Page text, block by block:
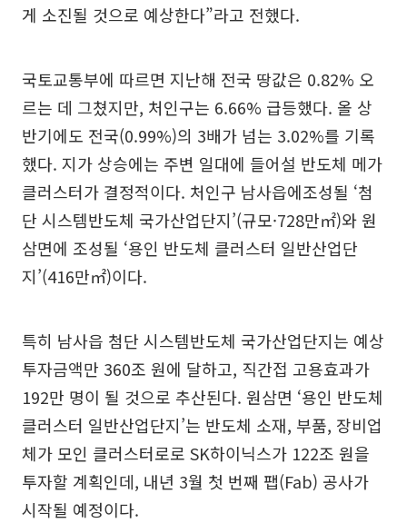
게 소진될 것으로 예상한다”라고 전했다.
국토교통부에 따르면 지난해 전국 땅값은 0.82% 오
르는 데 그쳤지만, 처인구는 6.66% 급등했다. 올 상
반기에도 전국(0.99%)의 3배가 넘는 3.02%를 기록
했다. 지가 상승에는 주변 일대에 들어설 반도체 메가
클러스터가 결정적이다. 처인구 남사읍에조성될 ‘첨
단 시스템반도체 국가산업단지’(규모·728만㎡)와 원
삼면에 조성될 ‘용인 반도체 클러스터 일반산업단
지’(416만㎡)이다.
특히 남사읍 첨단 시스템반도체 국가산업단지는 예상
투자금액만 360조 원에 달하고, 직간접 고용효과가
192만 명이 될 것으로 추산된다. 원삼면 ‘용인 반도체
클러스터 일반산업단지’는 반도체 소재, 부품, 장비업
체가 모인 클러스터로로 SK하이닉스가 122조 원을
투자할 계획인데, 내년 3월 첫 번째 팹(Fab) 공사가
시작될 예정이다.